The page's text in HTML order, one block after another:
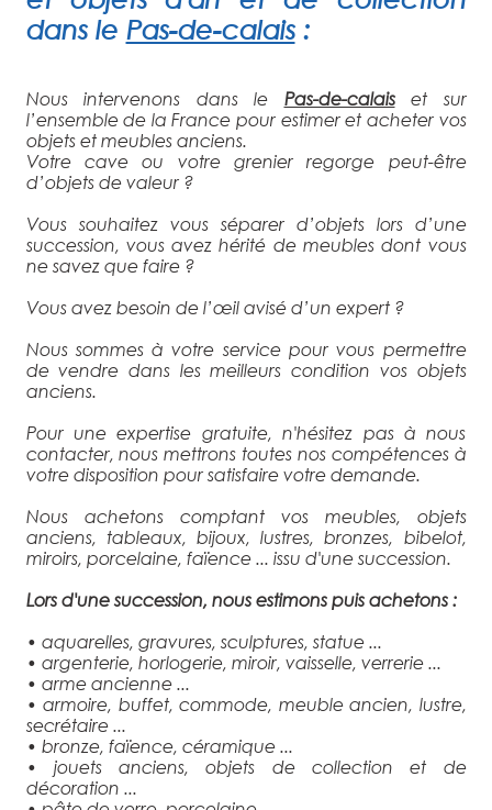
dans le Pas-de-calais:
Nous intervenons dans le Pas-de-calaiset sur
l’ensemble de la France pour estimer et acheter vos
objets et meubles anciens.
Votre cave ou votre grenier regorge peut-être
d’objets de valeur ?
Vous souhaitez vous séparer d’objets lors d’une
succession, vous avez hérité de meubles dont vous
ne savez que faire ?
Vous avez besoin de l’œil avisé d’un expert ?
Nous sommes à votre service pour vous permettre
de vendre dans les meilleurs condition vos objets
anciens.
Pour une expertise gratuite, n'hésitez pas à nous
contacter, nous mettrons toutes nos compétences à
votre disposition pour satisfaire votre demande.
Nous achetons comptant vos meubles, objets
anciens, tableaux, bijoux, lustres, bronzes, bibelot,
miroirs, porcelaine, faïence ... issu d'une succession.
Lors d'une succession, nous estimons puis achetons :
• aquarelles, gravures, sculptures, statue ...
• argenterie, horlogerie, miroir, vaisselle, verrerie ...
• arme ancienne ...
• armoire, buffet, commode, meuble ancien, lustre,
secrétaire ...
• bronze, faïence, céramique ...
• jouets anciens, objets de collection et de
décoration ...